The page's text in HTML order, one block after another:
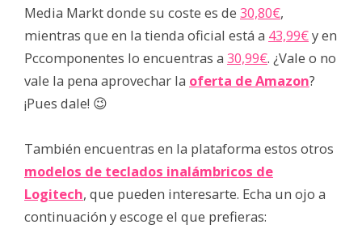
Media Markt donde su coste es de 30,80€,
mientras que en la tienda oficial está a 43,99€y en
Pccomponentes lo encuentras a 30,99€. ¿Vale o no
vale la pena aprovechar la oferta de Amazon?
¡Pues dale! 😉
También encuentras en la plataforma estos otros
modelos de teclados inalámbricos de
Logitech, que pueden interesarte. Echa un ojo a
continuación y escoge el que prefieras: